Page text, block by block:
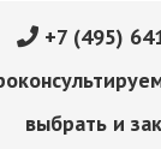
+7 (495)
выбрать и